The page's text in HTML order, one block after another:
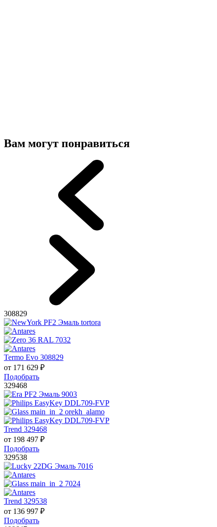
Вам могут понравиться
308829
Termo Evo 308829
от 171 629 ₽
Подобрать
329468
Trend 329468
от 198 497 ₽
Подобрать
329538
Trend 329538
от 136 997 ₽
Подобрать